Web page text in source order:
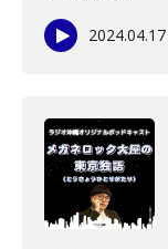
2024.04.17